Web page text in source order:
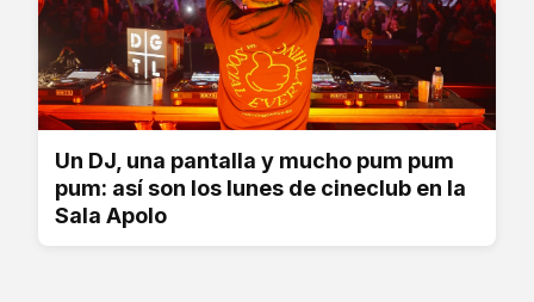
Un DJ, una pantalla y mucho pum pum
pum: así son los lunes de cineclub en la
Sala Apolo